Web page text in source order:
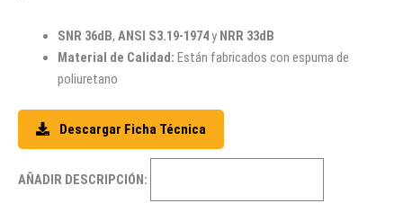
SNR 36dB, ANSI S3.19-1974 y NRR 33dB
Material de Calidad: Están fabricados con espuma de
poliuretano
Descargar Ficha Técnica
AÑADIR DESCRIPCIÓN: